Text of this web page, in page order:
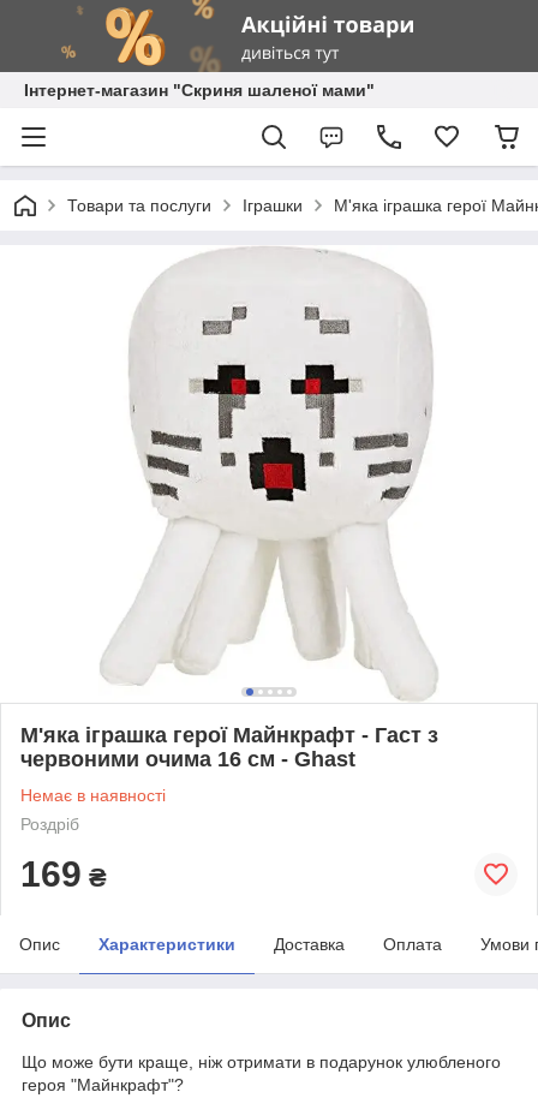
Інтернет-магазин "Скриня шаленої мами"
Товари та послуги Іграшки М'яка іграшка герої
М'яка іграшка герої Майнкрафт - Гаст з
червоними очима 16 см - Ghast
Немає в наявності
Роздріб
169 ₴
Опис Характеристики Доставка Оплата Умови
Опис
Що може бути краще, ніж отримати в подарунок улюбленого
героя "Майнкрафт"?